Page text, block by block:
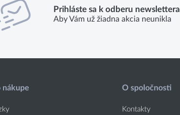
Prihláste sa k odberu newslettera
Aby Vám už žiadna akcia neunikla
nákupe O spoločnosti
Kontakty